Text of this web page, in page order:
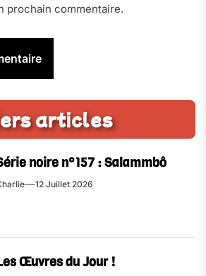
prochain commentaire.
articles
noire n°157 : Salammbô
12 Juillet 2026
Œuvres du Jour !